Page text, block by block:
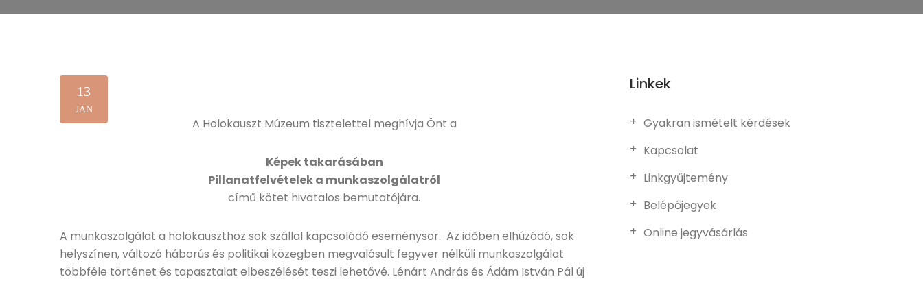
13
JAN
A Holokauszt Múzeum tisztelettel meghívja Önt a
Képek takarásában
Pillanatfelvételek a munkaszolgálatról
című kötet hivatalos bemutatójára.
A munkaszolgálat a holokauszthoz sok szállal kapcsolódó eseménysor. Az időben elhúzódó, sok
helyszínen, változó háborús és politikai közegben megvalósult fegyver nélküli munkaszolgálat
többféle történet és tapasztalat elbeszélését teszi lehetővé. Lénárt András és Ádám István Pál új
Linkek
Gyakran ismételt kérdések
Kapcsolat
Linkgyűjtemény
Belépőjegyek
Online jegyvásárlás